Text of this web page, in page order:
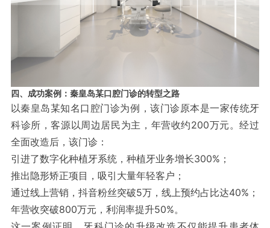
四、成功案例：秦皇岛某口腔门诊的转型之路
以秦皇岛某知名口腔门诊为例，该门诊原本是一家传统牙
科诊所，客源以周边居民为主，年营收约200万元。经过
全面改造后，该门诊：
引进了数字化种植牙系统，种植牙业务增长300%；
推出隐形矫正项目，吸引大量年轻客户；
通过线上营销，抖音粉丝突破5万，线上预约占比达40%；
年营收突破800万元，利润率提升50%。